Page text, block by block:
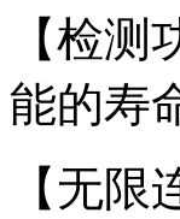
【检
能的寿
【无